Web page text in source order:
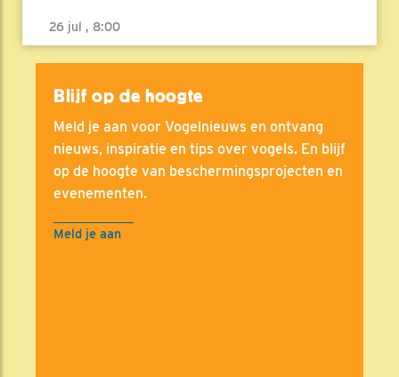
26 jul , 8:00
Blijf op de hoogte
Meld je aan voor Vogelnieuws en ontvang
nieuws, inspiratie en tips over vogels. En blijf
op de hoogte van beschermingsprojecten en
evenementen.
Meld je aan